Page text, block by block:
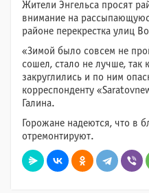
Жители Энгельса просят
внимание на
районе перекрестка улиц
«Зимой было совсем не
сошел, стало не лучше, так
закруглились и по ним
корреспонденту
Галина.
Горожане надеются, что в
отремонтируют.